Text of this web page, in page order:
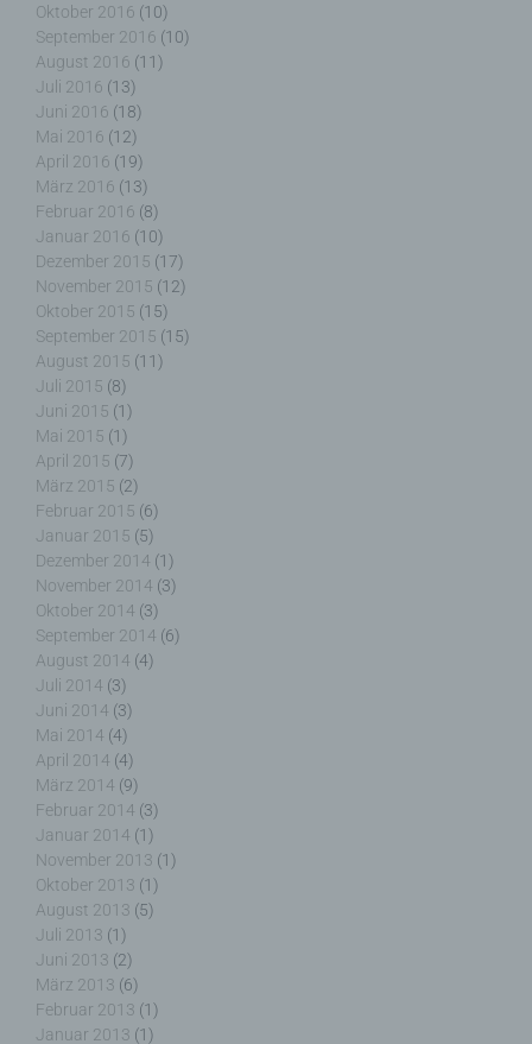
Oktober 2016 (10)
September 2016 (10)
August 2016 (11)
Juli 2016 (13)
Juni 2016 (18)
Mai 2016 (12)
April 2016 (19)
März 2016 (13)
Februar 2016 (8)
Januar 2016 (10)
Dezember 2015 (17)
November 2015 (12)
Oktober 2015 (15)
September 2015 (15)
August 2015 (11)
Juli 2015 (8)
Juni 2015 (1)
Mai 2015 (1)
April 2015 (7)
März 2015 (2)
Februar 2015 (6)
Januar 2015 (5)
Dezember 2014 (1)
November 2014 (3)
Oktober 2014 (3)
September 2014 (6)
August 2014 (4)
Juli 2014 (3)
Juni 2014 (3)
Mai 2014 (4)
April 2014 (4)
März 2014 (9)
Februar 2014 (3)
Januar 2014 (1)
November 2013 (1)
Oktober 2013 (1)
August 2013 (5)
Juli 2013 (1)
Juni 2013 (2)
März 2013 (6)
Februar 2013 (1)
Januar 2013 (1)
die allein oder gemeinsam mit anderen über die
Zwecke und Mittel der Verarbeitung von
personenbezogenen Daten entscheidet. Sind die
Zwecke und Mittel dieser Verarbeitung durch das
Unionsrecht oder das Recht der Mitgliedstaaten
vorgegeben, so kann der Verantwortliche
beziehungsweise können die bestimmten Kriterien
seiner Benennung nach dem Unionsrecht oder
dem Recht der Mitgliedstaaten vorgesehen
h) Auftragsverarbeiter
Auftragsverarbeiter ist eine natürliche oder
juristische Person, Behörde, Einrichtung oder
andere Stelle, die personenbezogene Daten im
Auftrag des Verantwortlichen verarbeitet.
i) Empfänger
Empfänger ist eine natürliche oder juristische
Person, Behörde, Einrichtung oder andere Stelle,
der personenbezogene Daten offengelegt werden,
unabhängig davon, ob es sich bei ihr um einen
Dritten handelt oder nicht. Behörden, die im
Rahmen eines bestimmten Untersuchungsauftrags
nach dem Unionsrecht oder dem Recht der
Mitgliedstaaten möglicherweise
personenbezogene Daten erhalten, gelten jedoch
nicht als Empfänger.
j) Dritter
Dritter ist eine natürliche oder juristische Person,